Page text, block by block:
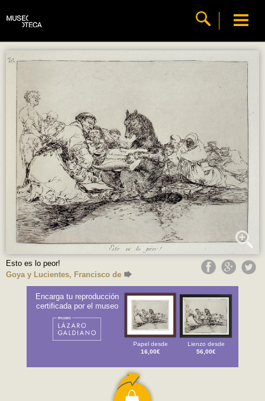
Esto es lo peor!
Goya y Lucientes, Francisco de
Encarga tu reproducción
certificada por el museo
Papel desde
16,00€
Lienzo desde
56,00€